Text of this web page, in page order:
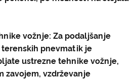
vožnje: Za podaljšanje
pnevmatik je
ustrezne tehnike vožnje,
zavojem, vzdrževanje